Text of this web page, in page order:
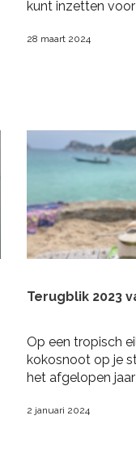
kunt inzetten
28 maart 2024
Terugblik 2023
Op een tropisch
kokosnoot op je
het afgelopen
maanden aan het
2 januari 2024